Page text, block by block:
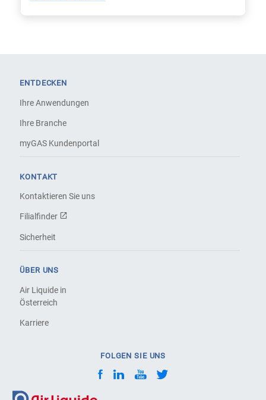
ENTDECKEN
Ihre Anwendungen
Ihre Branche
myGAS Kundenportal
KONTAKT
Kontaktieren Sie uns
Filialfinder
Sicherheit
ÜBER UNS
Air Liquide in
Österreich
Karriere
FOLGEN SIE UNS